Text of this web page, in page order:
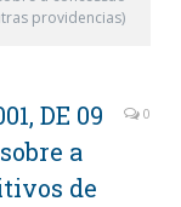
providencias)
DE 09
a
de
0